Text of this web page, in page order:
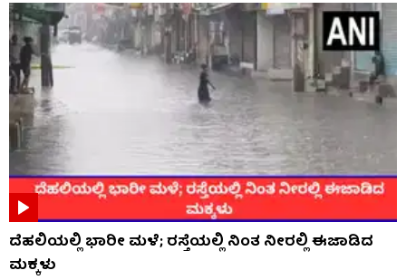
ದೆಹಲಿಯಲ್ಲಿ ಭಾರೀ ಮಳೆ; ರಸ್ತೆಯಲ್ಲಿ ನಿಂತ ನೀರಲ್ಲಿ ಈಜಾಡಿದ
ಮಕ್ಕಳು